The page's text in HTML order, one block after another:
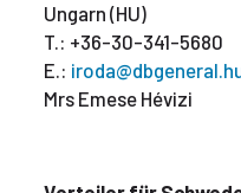
Ungarn (HU)
T.: +36-30-341-5680
E.:
Mrs Emese Hévizi